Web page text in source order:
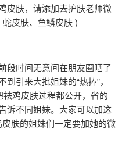
皮肤，请添加去护肤老师微
皮肤、鱼鳞皮肤 )
段时间无意间在朋友圈晒了
引来大批姐妹的“热捧”，
鸡皮肤过程都公开，省的
诉不同姐妹。大家可以加这
肤的姐妹们一定要加她的微